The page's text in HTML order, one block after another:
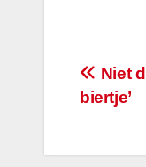
Niet
biertje’